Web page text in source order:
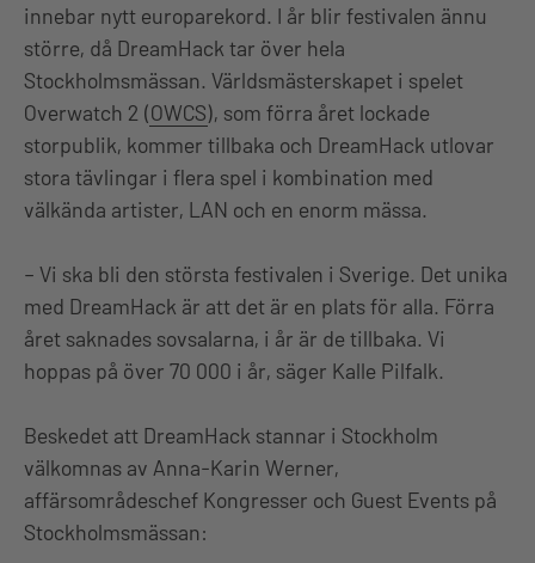
innebar nytt europarekord. I år blir festivalen ännu
större, då DreamHack tar över hela
Stockholmsmässan. Världsmästerskapet i spelet
Overwatch 2 (OWCS), som förra året lockade
storpublik, kommer tillbaka och DreamHack utlovar
stora tävlingar i flera spel i kombination med
välkända artister, LAN och en enorm mässa.
– Vi ska bli den största festivalen i Sverige. Det unika
med DreamHack är att det är en plats för alla. Förra
året saknades sovsalarna, i år är de tillbaka. Vi
hoppas på över 70 000 i år, säger Kalle Pilfalk.
Beskedet att DreamHack stannar i Stockholm
välkomnas av Anna-Karin Werner,
affärsområdeschef Kongresser och Guest Events på
Stockholmsmässan: